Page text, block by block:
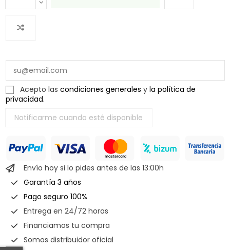
Acepto las condiciones generales y la política de
privacidad.
Envío hoy si lo pides antes de las 13:00h
Garantía 3 años
Pago seguro 100%
Entrega en 24/72 horas
Financiamos tu compra
Somos distribuidor oficial